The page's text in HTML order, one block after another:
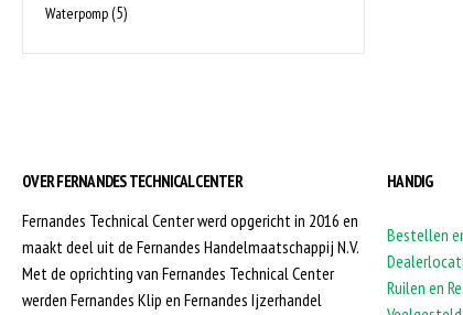
Waterpomp(5)
OVER FERNANDES TECHNICAL CENTER
Fernandes Technical Center werd opgericht in 2016 en
maakt deel uit de Fernandes Handelmaatschappij N.V.
Met de oprichting van Fernandes Technical Center
werden Fernandes Klip en Fernandes Ijzerhandel
HANDIG
Bestellen
Ruilen en